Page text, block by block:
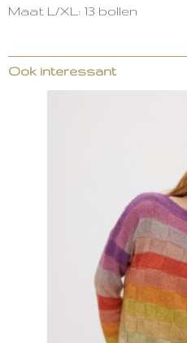
Maat L/XL: 13 bollen
Ook interessant